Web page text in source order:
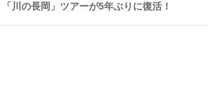
「川の長岡」ツアーが5年ぶりに復活！